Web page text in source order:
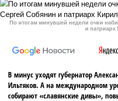
По итогам минувшей недели очки
и патриарх
В минус уходят губернатор
Ильтяков. А на международном
собирают «славянские дивы»,